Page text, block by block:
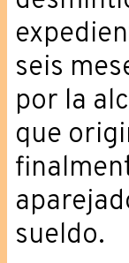
seis
por la
que
sueldo.